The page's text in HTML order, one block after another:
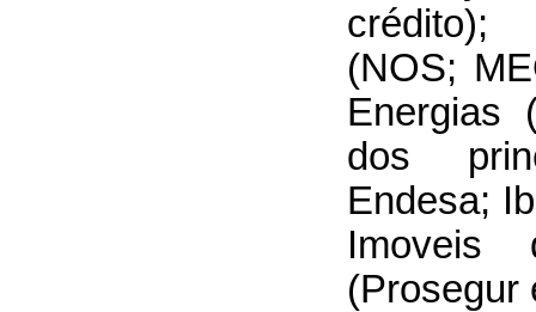
crédito);
(NOS;
Energias
dos
Endesa;
Imoveis
(Prosegur